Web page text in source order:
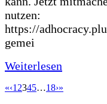
nutzen:
https://
gemei
Weiterlesen
«‹1 2345…18›»